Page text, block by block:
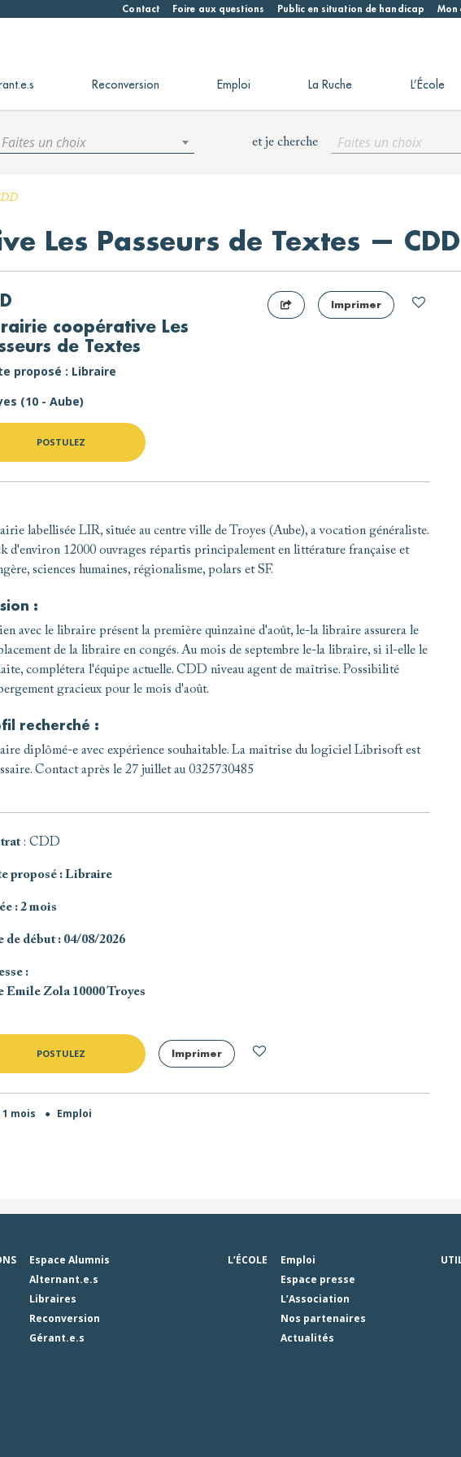
Contact Foire aux questions Public en situation de handicap Mon
Reconversion Emploi La Ruche L’École
Faites un choix et je cherche Faites un choix
Les Passeurs de Textes — CDD
coopérative Les
de Textes
proposé : Libraire
(10 - Aube)
POSTULEZ
Imprimer
labellisée LIR, située au centre ville de Troyes (Aube), a vocation généraliste.
d'environ 12000 ouvrages répartis principalement en littérature française et
sciences humaines, régionalisme, polars et SF.
:
avec le libraire présent la première quinzaine d'août, le-la libraire assurera le
de la libraire en congés. Au mois de septembre le-la libraire, si il-elle le
complétera l'équipe actuelle. CDD niveau agent de maîtrise. Possibilité
gracieux pour le mois d'août.
recherché :
diplômé-e avec expérience souhaitable. La maitrise du logiciel Librisoft est
Contact après le 27 juillet au 0325730485
: CDD
proposé : Libraire
: 2 mois
de début: 04/08/2026
:
Emile Zola 10000 Troyes
POSTULEZ Imprimer
1 mois ● Emploi
Espace Alumnis
Alternant.e.s
Libraires
Reconversion
Gérant.e.s
L’ÉCOLE
Emploi
Espace presse
L’Association
Nos partenaires
Actualités